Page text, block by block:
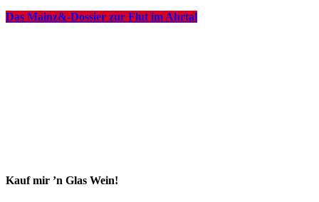
Das Mainz&-Dossier zur Flut im Ahrtal
Kauf mir ’n Glas Wein!